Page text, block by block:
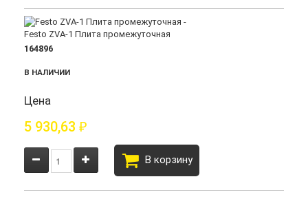
164896
В НАЛИЧИИ
Цена
5 930,63 ₽
В корзину